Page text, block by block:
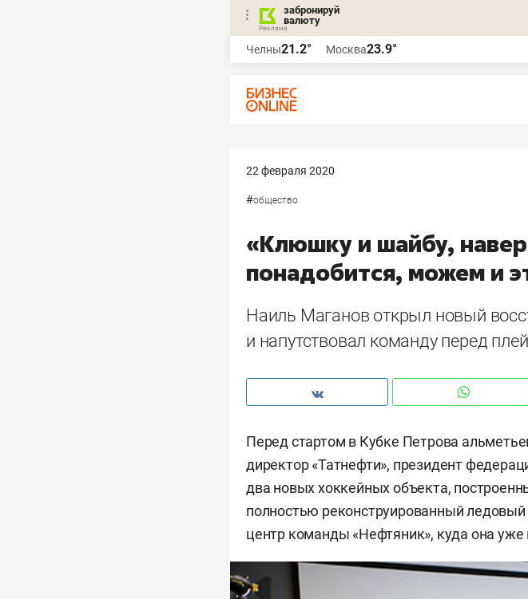
забронируй
валюту
Челны21.2° Москва23.9°
22 февраля 2020
#общество
«Клюшку и шайбу,
понадобится, можем и
Наиль Маганов открыл новый
и напутствовал команду перед
Перед стартом в Кубке Петрова
директор «Татнефти», президент
два новых хоккейных объекта,
полностью реконструированный
центр команды «Нефтяник», куда она уже